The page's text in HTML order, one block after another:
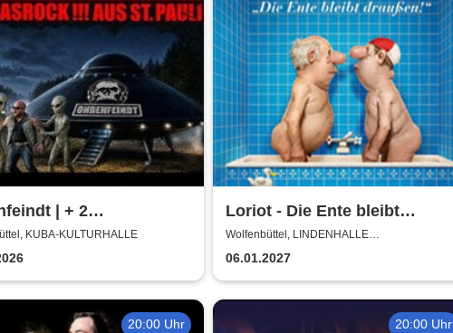
| + 2
KUBA-KULTURHALLE
Loriot - Die Ente bleibt
draußen!
Wolfenbüttel, LINDENHALLE
06.01.2027
20:00 Uhr 20:00 Uhr